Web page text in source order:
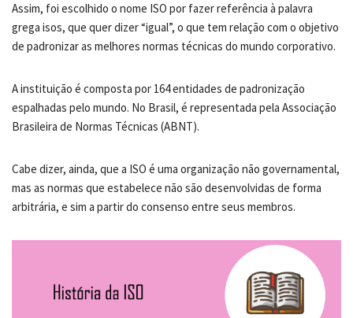
Assim, foi escolhido o nome ISO por fazer referência à palavra
grega isos, que quer dizer “igual”, o que tem relação com o objetivo
de padronizar as melhores normas técnicas do mundo corporativo.
A instituição é composta por 164 entidades de padronização
espalhadas pelo mundo. No Brasil, é representada pela Associação
Brasileira de Normas Técnicas (ABNT).
Cabe dizer, ainda, que a ISO é uma organização não governamental,
mas as normas que estabelece não são desenvolvidas de forma
arbitrária, e sim a partir do consenso entre seus membros.